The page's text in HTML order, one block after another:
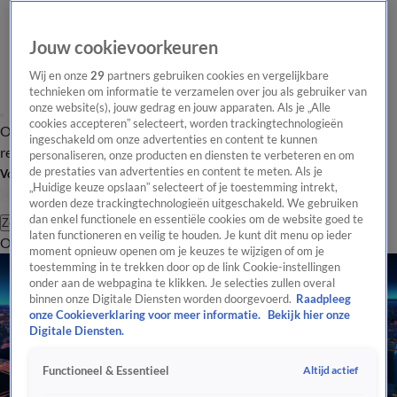
Overzicht Laatste nieuws Regionieuws Het beste van Hart
Tip de
redactie
Volg Hart van Nederland
Zoeken
OverzichtRegioUitzendingenWeerTip de redactiePanelVideo's
Jouw cookievoorkeuren
Wij en onze29 partners gebruiken cookies en vergelijkbare
technieken om informatie te verzamelen over jou als gebruiker van
onze website(s), jouw gedrag en jouw apparaten. Als je „Alle
cookies accepteren” selecteert, worden trackingtechnologieën
ingeschakeld om onze advertenties en content te kunnen
personaliseren, onze producten en diensten te verbeteren en om
de prestaties van advertenties en content te meten. Als je
„Huidige keuze opslaan” selecteert of je toestemming intrekt,
worden deze trackingtechnologieën uitgeschakeld. We gebruiken
dan enkel functionele en essentiële cookies om de website goed te
laten functioneren en veilig te houden. Je kunt dit menu op ieder
moment opnieuw openen om je keuzes te wijzigen of om je
toestemming in te trekken door op de link Cookie-instellingen
onder aan de webpagina te klikken. Je selecties zullen overal
binnen onze Digitale Diensten worden doorgevoerd. Raadpleeg
onze Cookieverklaring voor meer informatie.
Bekijk hier onze
Digitale Diensten.
Functioneel & Essentieel Altijd actief